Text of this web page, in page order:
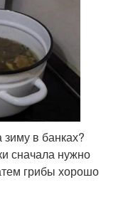
в банках?
сначала нужно
грибы хорошо